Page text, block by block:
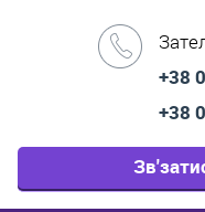
+38
+38